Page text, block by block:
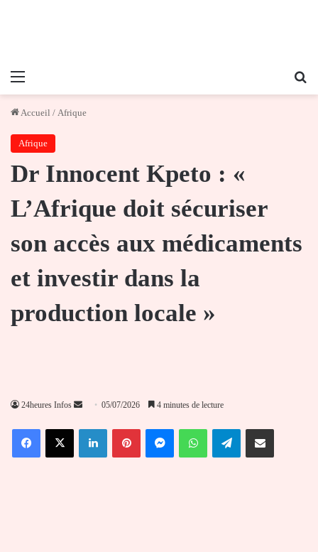
Menu
Accueil / Afrique
Afrique
Dr Innocent Kpeto : «
L’Afrique doit sécuriser
son accès aux médicaments
et investir dans la
production locale »
24heures Infos
Envoyer
courriel
05/07/2026 4 minutes de lecture
FacebookX LinkedinPinterestMessengerWhatsAppTelegramPartager par email